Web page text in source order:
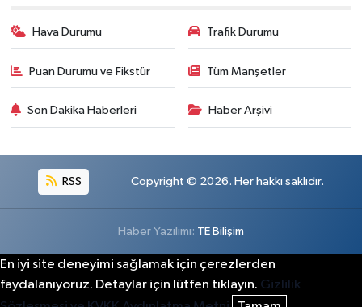
Hava Durumu Trafik Durumu
Puan Durumu ve Fikstür Tüm Manşetler
Son Dakika Haberleri Haber Arşivi
RSS Copyright © 2026. Her hakkı saklıdır.
Haber Yazılımı: TE Bilişim
En iyi site deneyimi sağlamak için çerezlerden
faydalanıyoruz. Detaylar için lütfen tıklayın. Gizlilik